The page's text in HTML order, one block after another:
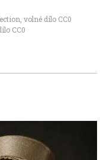
volné dílo CC0
CC0